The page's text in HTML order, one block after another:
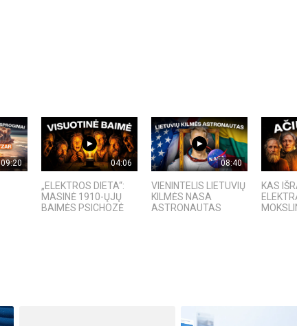
09:20 04:06
„ELEKTROS DIETA“:
MASINĖ 1910-ŲJŲ
BAIMĖS PSICHOZĖ
08:40
VIENINTELIS LIETUVIŲ
KILMĖS NASA
ASTRONAUTAS
KAS